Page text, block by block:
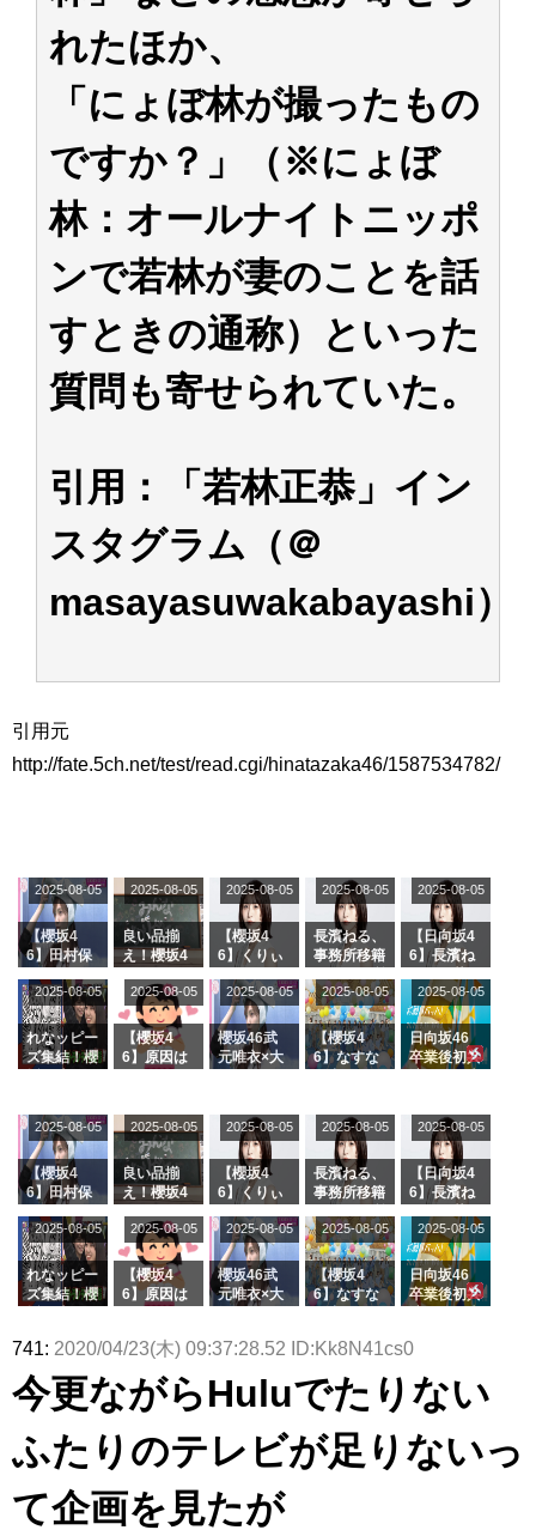
れたほか、
「にょぼ林が撮ったもの
ですか？」（※にょぼ
林：オールナイトニッポ
ンで若林が妻のことを話
すときの通称）といった
質問も寄せられていた。
引用：「若林正恭」イン
スタグラム（＠
masayasuwakabayashi）
引用元
http://fate.5ch.net/test/read.cgi/hinatazaka46/1587534782/
【櫻坂4
6】田村保
ージを脱い
でいた理由
2025-08-05
良い品揃
え！櫻坂4
グル『Mak
e or Brea
k』オフィ
シャルグッ
ズ絶賛販売
2025-08-05
【櫻坂4
6】くりぃ
の2人を手
玉に取る大
沼晶保【く
りぃむナン
タラ】
2025-08-05
長濱ねる、
事務所移籍
属を発表
2025-08-05
【日向坂4
6】長濱ね
ら移籍しフ
ラーム所属
に。これで
事務所に所
属している
がこちら
2025-08-05
れなッピー
ズ集結！櫻
理子、8/6
「ラヴィッ
ト！」水曜
スタジオ出
演決定
2025-08-05
【櫻坂4
6】原因は
uddiesを
ざわつかせ
る...
2025-08-05
櫻坂46武
元唯衣×大
カップお姉
さんに恐怖
【くりぃむ
ナンタラ】
2025-08-05
【櫻坂4
6】なすな
2曲目っ
て...【ラヴ
ィット 東
京ドーム公
演】
2025-08-05
日向坂46
卒業後初共
師匠オード
リー若林さ
んと再会し
た結果･･･
【激レアさ
きた。】
2025-08-05
【櫻坂4
6】田村保
ージを脱い
でいた理由
2025-08-05
良い品揃
え！櫻坂4
グル『Mak
e or Brea
k』オフィ
シャルグッ
ズ絶賛販売
2025-08-05
【櫻坂4
6】くりぃ
の2人を手
玉に取る大
沼晶保【く
りぃむナン
タラ】
2025-08-05
長濱ねる、
事務所移籍
属を発表
2025-08-05
【日向坂4
6】長濱ね
ら移籍しフ
ラーム所属
に。これで
事務所に所
属している
さまの反応
2025-08-05
れなッピー
ズ集結！櫻
理子、8/6
「ラヴィッ
ト！」水曜
スタジオ出
2025-08-05
【櫻坂4
6】原因は
uddiesを
る...
2025-08-05
櫻坂46武
元唯衣×大
カップお姉
【くりぃむ
ナンタラ】
2025-08-05
【櫻坂4
6】なすな
2曲目っ
ィット 東
京ドーム公
2025-08-05
日向坂46
卒業後初共
師匠オード
んと再会し
た結果･･･
んを連れて
きた。】
2025-08-05
741: 2020/04/23(木) 09:37:28.52 ID:Kk8N41cs0
今更ながらHuluでたりない
ふたりのテレビが足りないっ
て企画を見たが